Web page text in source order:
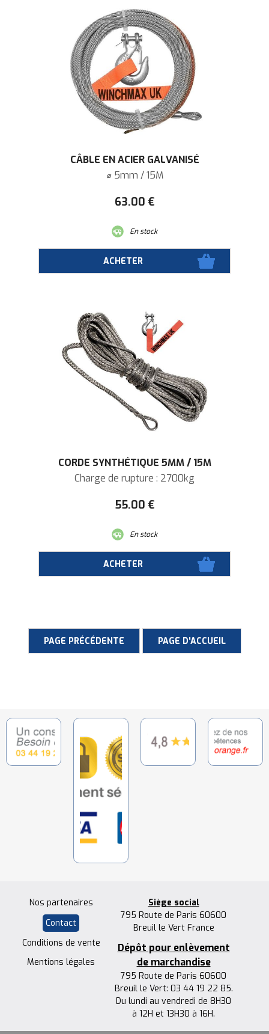
CÂBLE EN ACIER GALVANISÉ
⌀ 5mm / 15M
63.00 €
En stock
CORDE SYNTHÉTIQUE 5MM / 15M
Charge de rupture : 2700kg
55.00 €
En stock
Nos partenaires
Contact
Conditions de vente
Mentions légales
Siège social
795 Route de Paris 60600
Breuil le Vert France
Dépôt pour enlèvement
de marchandise
795 Route de Paris 60600
Breuil le Vert: 03 44 19 22 85.
Du lundi au vendredi de 8H30
à 12H et 13H30 à 16H.